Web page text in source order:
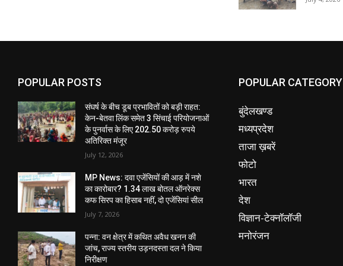
POPULAR POSTS
संघर्ष के बीच डूब प्रभावितों को बड़ी राहत:
केन-बेतवा लिंक समेत 3 सिंचाई परियोजनाओं
के पुनर्वास के लिए 202.50 करोड़ रुपये
अतिरिक्त मंजूर
July 12, 2026
MP News: दवा एजेंसियों की आड़ में नशे
का कारोबार? 1.34 लाख बोतल ऑनरेक्स
कफ सिरप का हिसाब नहीं, दो एजेंसियां सील
July 7, 2026
पन्ना: वन क्षेत्र में कथित अवैध खनन की
जांच, राज्य स्तरीय उड़नदस्ता दल ने किया
निरीक्षण
POPULAR CATEGORY
बुंदेलखण्ड
मध्यप्रदेश
ताजा ख़बरें
फोटो
भारत
देश
विज्ञान-टेक्नॉलॉजी
मनोरंजन